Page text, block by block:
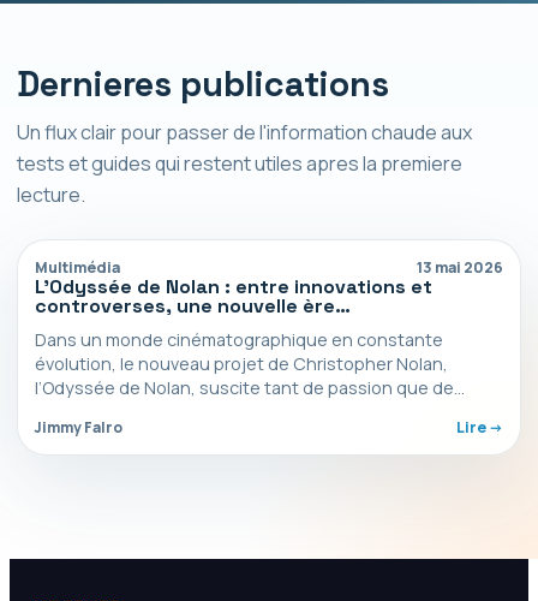
Dernieres publications
Un flux clair pour passer de l'information chaude aux
tests et guides qui restent utiles apres la premiere
lecture.
Multimédia 13 mai 2026
L’Odyssée de Nolan : entre innovations et
controverses, une nouvelle ère
Dans un monde cinématographique en constante
évolution, le nouveau projet de Christopher Nolan,
l’Odyssée de Nolan, suscite tant de passion que de
Jimmy Falro Lire ->